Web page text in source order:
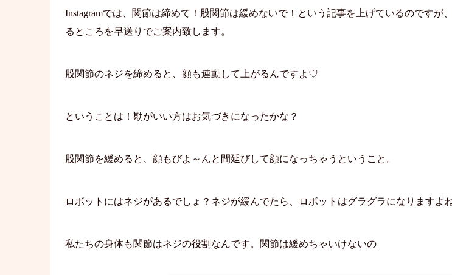
Instagramでは、関節は締めて！股関節は緩めないで！という記事を上げているのですが
るところを早送りでご案内致します。
股関節のネジを締めると、顔も連動して上がるんですよ♡
ということは！勘がいい方はお気づきになったかな？
股関節を緩めると、顔もびよ～んと間延びして顔になっちゃうということ。
ロボットにはネジがあるでしょ？ネジが緩んでたら、ロボットはグラグラになりますよ
私たちの身体も関節はネジの役割なんです。関節は緩めちゃいけないの